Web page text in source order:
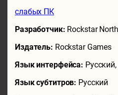
слабых ПК
Разработчик: Rockstar North
Издатель: Rockstar Games
Язык интерфейса:
Язык субтитров: Русский